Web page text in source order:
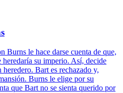
Burns le hace darse cuenta de que,
su imperio. Así, decide
Bart es rechazado y,
Burns le elige por su
que Bart no se sienta querido por